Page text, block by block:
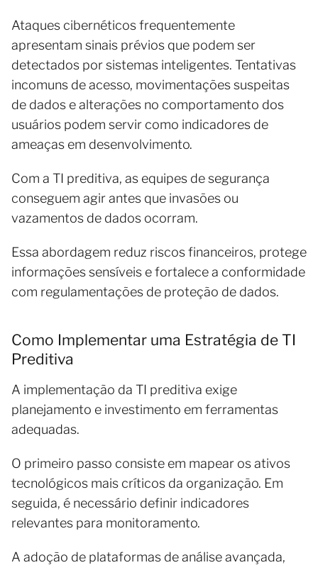
Ataques cibernéticos frequentemente
apresentam sinais prévios que podem ser
detectados por sistemas inteligentes. Tentativas
incomuns de acesso, movimentações suspeitas
de dados e alterações no comportamento dos
usuários podem servir como indicadores de
ameaças em desenvolvimento.
Com a TI preditiva, as equipes de segurança
conseguem agir antes que invasões ou
vazamentos de dados ocorram.
Essa abordagem reduz riscos financeiros, protege
informações sensíveis e fortalece a conformidade
com regulamentações de proteção de dados.
Como Implementar uma Estratégia de TI
Preditiva
A implementação da TI preditiva exige
planejamento e investimento em ferramentas
adequadas.
O primeiro passo consiste em mapear os ativos
tecnológicos mais críticos da organização. Em
seguida, é necessário definir indicadores
relevantes para monitoramento.
A adoção de plataformas de análise avançada,